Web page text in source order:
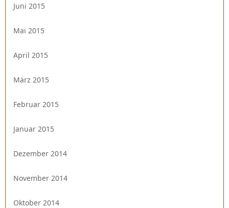
Juni 2015
Mai 2015
April 2015
März 2015
Februar 2015
Januar 2015
Dezember 2014
November 2014
Oktober 2014